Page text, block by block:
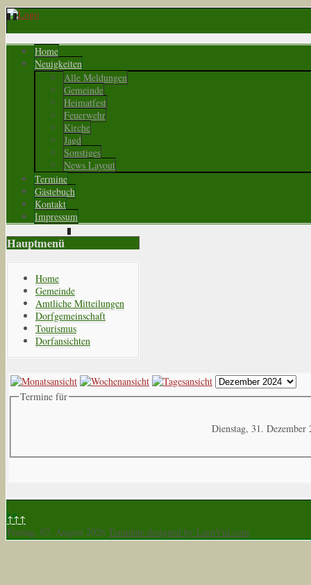
Home
Neuigkeiten
Alle Meldungen
Gemeinde
Heimatfest
Feuerwehr
Kirche
Jagd
Sonstiges
News Layout
Termine
Gästebuch
Kontakt
Impressum
Hauptmenü
Home
Gemeinde
Amtliche Mitteilungen
Dorfgemeinschaft
Tourismus
Dorfansichten
Termine für
Dienstag, 31. Dezember
↑↑↑
Freitag, 07. August 2026 Template designed by LernVid.com